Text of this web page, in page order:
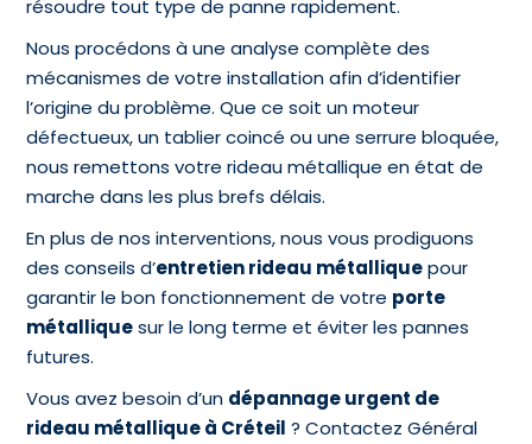
résoudre tout type de panne rapidement.
Nous procédons à une analyse complète des
mécanismes de votre installation afin d’identifier
l’origine du problème. Que ce soit un moteur
défectueux, un tablier coincé ou une serrure bloquée,
nous remettons votre rideau métallique en état de
marche dans les plus brefs délais.
En plus de nos interventions, nous vous prodiguons
des conseils d’entretien rideau métalliquepour
garantir le bon fonctionnement de votre porte
métalliquesur le long terme et éviter les pannes
futures.
Vous avez besoin d’un dépannage urgent de
rideau métallique à Créteil ? Contactez Général